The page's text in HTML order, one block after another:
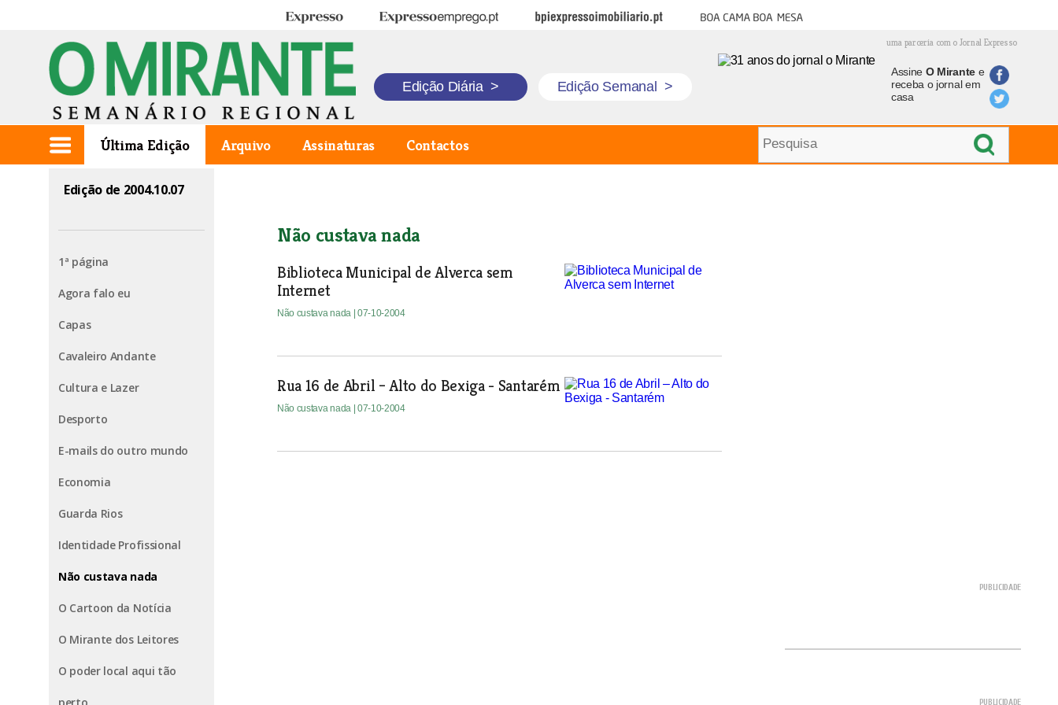
Expresso Expresso Emprego BPI Expresso Imobiliário Boa cama boa mesa
uma parceria com o Jornal Expresso
Edição Diária > Edição Semanal >
Assine O Mirantee
receba o jornal em
casa
Última Edição Arquivo Assinaturas Contactos
Edição de 2004.10.07
1ª página
Agora falo eu
Capas
Cavaleiro Andante
Cultura e Lazer
Desporto
E-mails do outro mundo
Economia
Guarda Rios
Identidade Profissional
Não custava nada
O Cartoon da Notícia
O Mirante dos Leitores
O poder local aqui tão
Não custava nada
Biblioteca Municipal de Alverca sem
Internet
Não custava nada | 07-10-2004
Rua 16 de Abril – Alto do Bexiga - Santarém
Não custava nada | 07-10-2004